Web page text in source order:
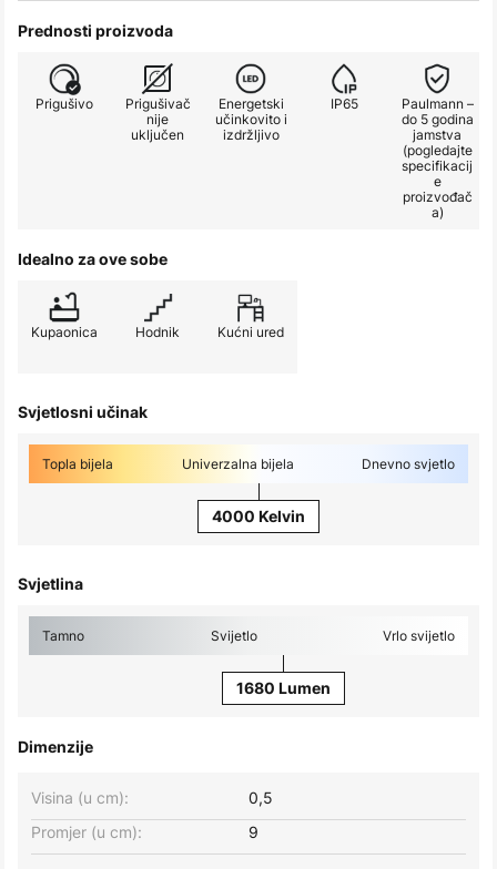
Prednosti proizvoda
Prigušivo
Prigušivač
nije
uključen
Energetski
učinkovito i
izdržljivo
IP65
Paulmann –
do 5 godina
jamstva
(pogledajte
specifikacij
e
proizvođač
a)
Idealno za ove sobe
Kupaonica Hodnik Kućni ured
Svjetlosni učinak
Topla bijela Univerzalna bijela Dnevno svjetlo
4000 Kelvin
Svjetlina
Tamno Svijetlo Vrlo svijetlo
1680 Lumen
Dimenzije
Visina (u cm):
0,5
Promjer (u cm):
9